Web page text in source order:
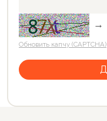
→
Обновить капчу (CAPTCHA)